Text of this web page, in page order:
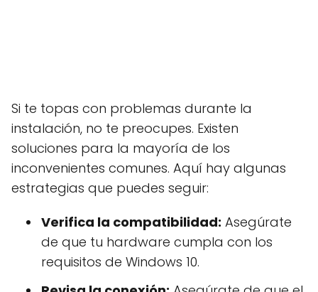
Si te topas con problemas durante la
instalación, no te preocupes. Existen
soluciones para la mayoría de los
inconvenientes comunes. Aquí hay algunas
estrategias que puedes seguir:
Verifica la compatibilidad: Asegúrate
de que tu hardware cumpla con los
requisitos de Windows 10.